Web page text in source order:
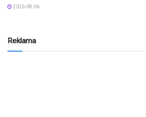
2026-08-06
Reklama